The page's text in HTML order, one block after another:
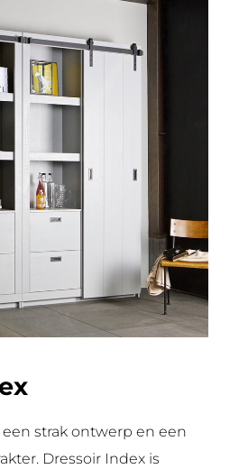
strak ontwerp en een
Dressoir Index is